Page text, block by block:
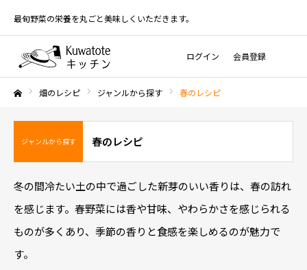
最旬野菜の栄養を丸ごと美味しくいただきます。
ログイン 会員登録
畑のレシピ ジャンルから探す 春のレシピ
ジャンルから探す 春のレシピ
冬の間冷たい土の中で過ごした新芽のいい香りは、春の訪れ
を感じます。春野菜には香や甘味、やわらかさを感じられる
ものが多くあり、季節の香りと食感を楽しめるのが魅力で
す。